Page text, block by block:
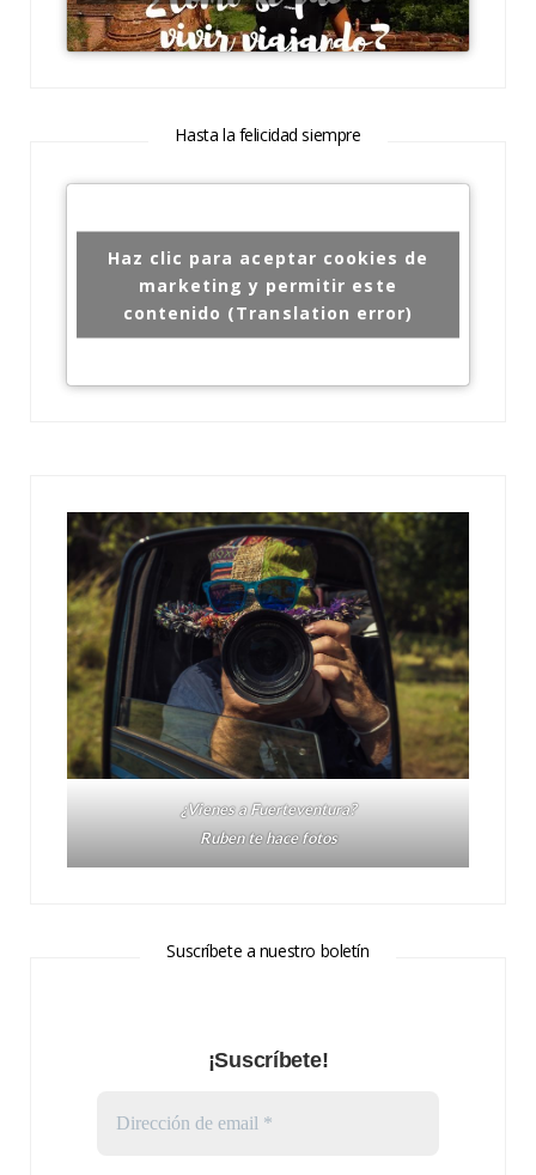
Hasta la felicidad siempre
Haz clic para aceptar cookies de
marketing y permitir este
contenido (Translation error)
¿Vienes a Fuerteventura?
Ruben te hace fotos
Suscríbete a nuestro boletín
¡Suscríbete!